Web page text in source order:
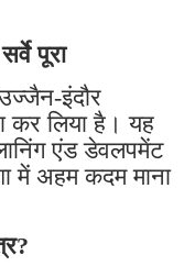
पूरा
इंदौर
कर लिया है। यह
एंड डेवलपमेंट
में अहम कदम माना